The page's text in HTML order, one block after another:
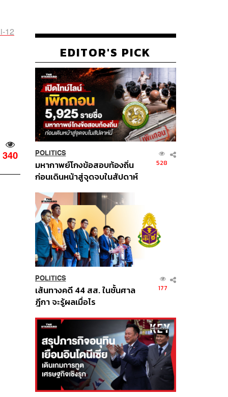
12
340
EDITOR'S PICK
POLITICS
มหากาพย์โกงข้อสอบท้องถิ่น
ก่อนเดินหน้าสู่จุดจบในสัปดาห์
528
POLITICS
เส้นทางคดี 44 สส. ในชั้นศาล
ฎีกา จะรู้ผลเมื่อไร
177